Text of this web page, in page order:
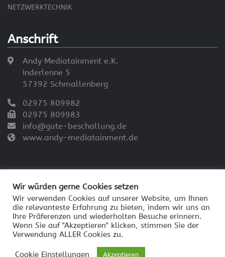
Anschrift
Andy Mediatainment e.K.
Inderlenne 5
57392 Schmallenberg
02975 809982
02975 809983
info@gute-beschallung.de
www.andy-mediatainment.de
NETZWERKTECHNIK
© 2026 - Andy Mediatainment
Impressum
Wir würden gerne Cookies setzen
Wir verwenden Cookies auf unserer Website, um Ihnen
die relevanteste Erfahrung zu bieten, indem wir uns an
Ihre Präferenzen und wiederholten Besuche erinnern.
Wenn Sie auf "Akzeptieren" klicken, stimmen Sie der
Verwendung ALLER Cookies zu.
Cookie Einstellungen Akzeptieren